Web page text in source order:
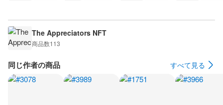
The Appreciators NFT
商品数113
同じ作者の商品 すべて見る